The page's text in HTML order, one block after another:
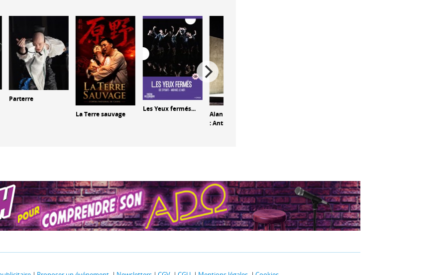
Parterre
La Terre sauvage
Les Yeux fermés...
Alan Lucien Oyen
: Antignone